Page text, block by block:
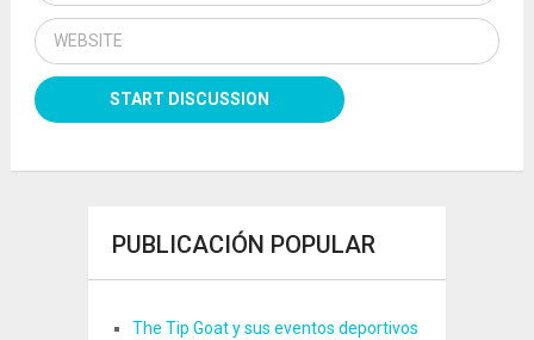
PUBLICACIÓN POPULAR
The Tip Goat y sus eventos deportivos